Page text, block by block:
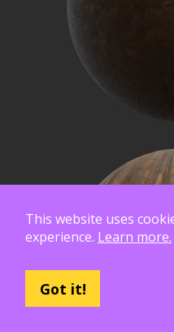
This website uses
experience. Learn more.
Got it!